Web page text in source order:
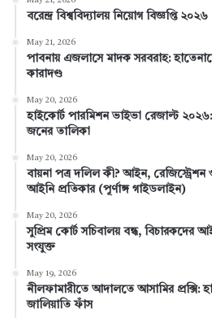
o
k
r
e
s
t
d
n
b g
a
বরেন্দ্র বিশ্ববিদ্যালয় নিয়োগ বিজ্ঞপ্তি
May 21, 2026
পাবনায় এজলাসে মাদক সরবরাহ:
কারাদণ্ড
May 20, 2026
হাইকোর্ট পারমিশন ভাইভা রেজাল্ট ২০২৬:
জনের তালিকা
May 20, 2026
বায়না পত্র দলিল কী? আইন, রেজিস্ট্রেশন
আইনি প্রতিকার (পূর্ণাঙ্গ গাইডলাইন)
May 20, 2026
সুপ্রিম কোর্ট সচিবালয় বন্ধ, বিচারকদের
সংযুক্ত
May 19, 2026
নীলফামারীতে আদালতে আসামির প্রক্সি:
জালিয়াতি ফাঁস